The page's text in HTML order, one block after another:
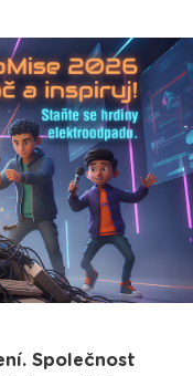
Společnost